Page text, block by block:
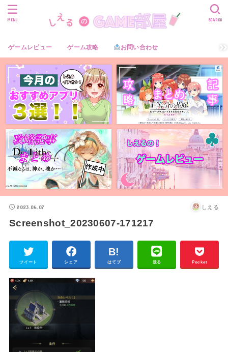
ゲームレビュー ゲーム攻略 お問い合わせ
SEARCH
MENU
2023.06.07 しえる
Screenshot_20230607-171217
ツイート シェア はてブ 送る Pocket